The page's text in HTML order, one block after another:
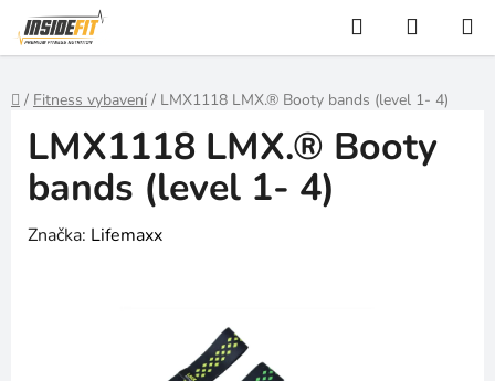
Přejít
na
obsah
Hledat
KOŠÍK
Domů
/ Fitness vybavení / LMX1118 LMX.® Booty bands (level 1- 4)
LMX1118 LMX.® Booty
bands (level 1- 4)
Značka: Lifemaxx